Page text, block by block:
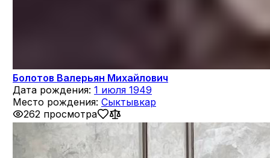
Болотов Валерьян Михайлович
Дата рождения: 1 июля 1949
Место рождения: Сыктывкар
262 просмотра